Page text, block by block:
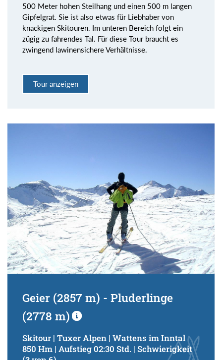
500 Meter hohen Steilhang und einen 500 m langen
Gipfelgrat. Sie ist also etwas für Liebhaber von
knackigen Skitouren. Im unteren Bereich folgt ein
zügig zu fahrendes Tal. Für diese Tour braucht es
zwingend lawinensichere Verhältnisse.
Tour anzeigen
Geier (2857 m) - Pluderlinge
(2778 m)
Skitour | Tuxer Alpen | Wattens im Inntal
850 Hm | Aufstieg 02:30 Std. | Schwierigkeit